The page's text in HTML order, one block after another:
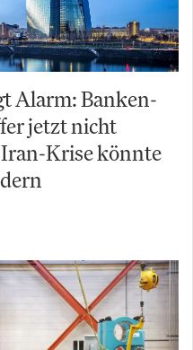
Alarm: Banken-
jetzt nicht
Krise könnte